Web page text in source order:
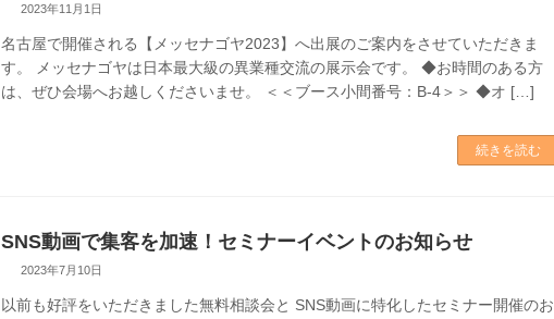
2023年11月1日
名古屋で開催される【メッセナゴヤ2023】へ出展のご案内をさせていただきま
す。 メッセナゴヤは日本最大級の異業種交流の展示会です。 ◆お時間のある方
は、ぜひ会場へお越しくださいませ。 ＜＜ブース小間番号：B-4＞＞ ◆オ […]
続きを読む
SNS動画で集客を加速！セミナーイベントのお知らせ
2023年7月10日
以前も好評をいただきました無料相談会と SNS動画に特化したセミナー開催のお